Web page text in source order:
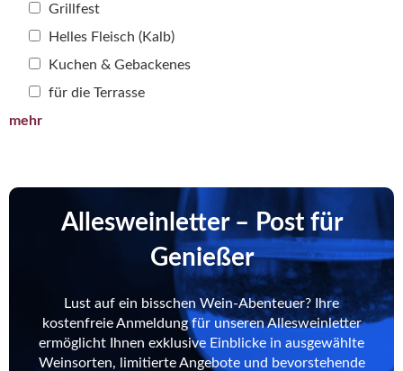
Grillfest
Helles Fleisch (Kalb)
Kuchen & Gebackenes
für die Terrasse
mehr
Allesweinletter – Post für
Genießer
Lust auf ein bisschen Wein-Abenteuer? Ihre
kostenfreie Anmeldung für unseren Allesweinletter
ermöglicht Ihnen exklusive Einblicke in ausgewählte
Weinsorten, limitierte Angebote und bevorstehende